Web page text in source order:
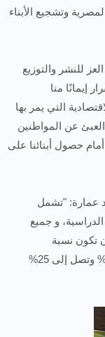
وتشجيع الأبناء
للنشر والتوزيع
إيمانًا منا
التي يمر بها
عن المواطنين
حصول أبنائنا على
عمارة: "تشمل
و جميع
تكون نسبة
التخفيضات مؤثرة وحقيقية، حيث تتراوح من 18% وتصل إلى 25%